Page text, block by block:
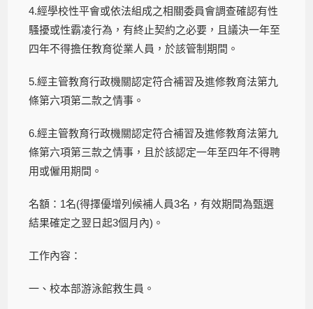
4.經學校性平會或依法組成之相關委員會調查確認有性
騷擾或性霸凌行為，有終止契約之必要，且議決一年至
四年不得擔任教育從業人員，於該管制期間。
5.經主管教育行政機關認定符合補習及進修教育法第九
條第六項第二款之情事。
6.經主管教育行政機關認定符合補習及進修教育法第九
條第六項第三款之情事，且於該認定一年至四年不得聘
用或僱用期間。
名額：1名(得擇優增列候補人員3名，有效期間為甄選
結果確定之翌日起3個月內)。
工作內容：
一、校本部游泳館救生員。